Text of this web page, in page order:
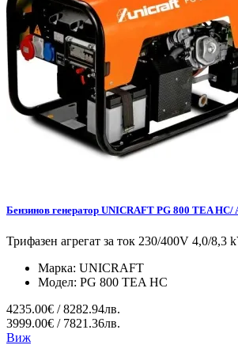
Бензинов генератор UNICRAFT PG 800 TEA HC/
Трифазен агрегат за ток 230/400V 4,0/8,3
Марка: UNICRAFT
Модел: PG 800 TEA HC
4235.00€ / 8282.94лв.
3999.00€ / 7821.36лв.
Виж